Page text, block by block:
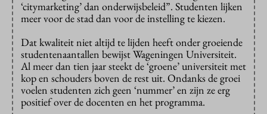
‘citymarketing’ dan onderwijsbeleid”. Studenten lijken
meer voor de stad dan voor de instelling te kiezen.
Dat kwaliteit niet altijd te lijden heeft onder groeiende
studentenaantallen bewijst Wageningen Universiteit.
Al meer dan tien jaar steekt de ‘groene’ universiteit met
kop en schouders boven de rest uit. Ondanks de groei
voelen studenten zich geen ‘nummer’ en zijn ze erg
positief over de docenten en het programma.